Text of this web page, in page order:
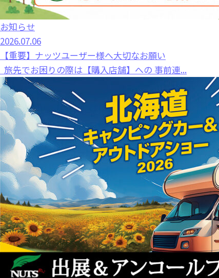
お知らせ
2026.07.06
【重要】ナッツユーザー様へ大切なお願い
旅先でお困りの際は【購入店舗】への 事前連...